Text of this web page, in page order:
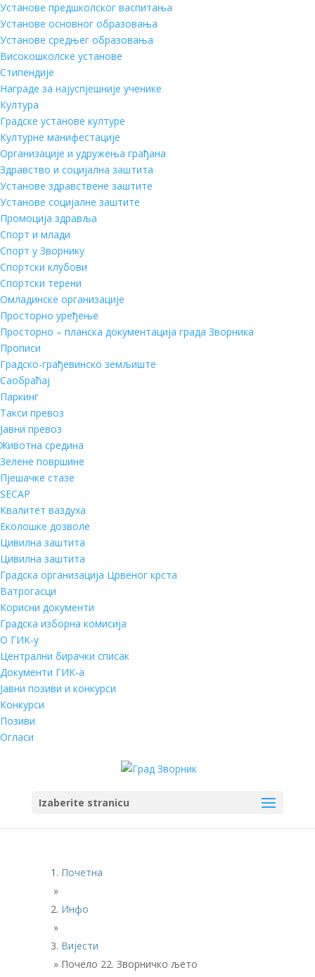
Установе предшколског васпитања
Установе основног образовања
Установе средњег образовања
Високошколске установе
Стипендије
Награде за најуспјешније ученике
Култура
Градске установе културе
Културне манифестације
Организације и удружења грађана
Здравство и социјална заштита
Установе здравствене заштите
Установе социјалне заштите
Промоција здравља
Спорт и млади
Спорт у Зворнику
Спортски клубови
Спортски терени
Омладинске организације
Просторно уређење
Просторно – планска документација града Зворника
Прописи
Градско-грађевинско земљиште
Саобраћај
Паркинг
Такси превоз
Јавни превоз
Животна средина
Зелене површине
Пјешачке стазе
SECAP
Квалитет ваздуха
Еколошке дозволе
Цивилна заштита
Цивилна заштита
Градска организација Црвеног крста
Ватрогасци
Корисни документи
Градска изборна комисија
О ГИК-у
Централни бирачки списак
Документи ГИК-а
Јавни позиви и конкурси
Конкурси
Позиви
Огласи
Izaberite stranicu
Почетна
»
Инфо
»
Вијести
» Почело 22. Зворничко љето